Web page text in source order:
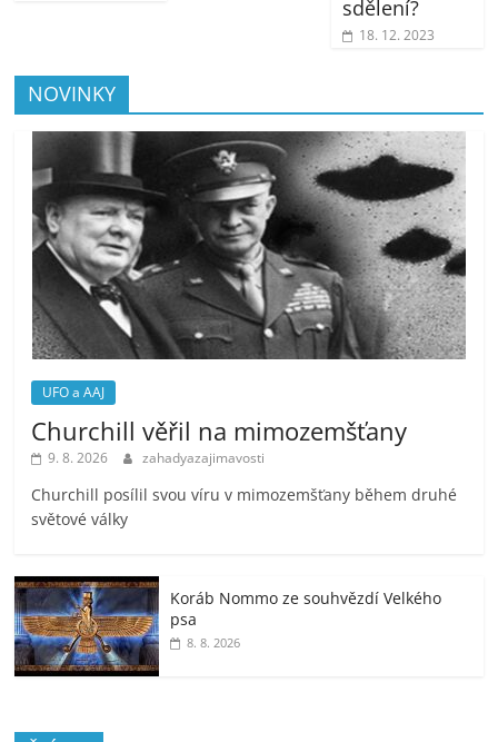
sdělení?
18. 12. 2023
NOVINKY
UFO a AAJ
Churchill věřil na mimozemšťany
9. 8. 2026 zahadyazajimavosti
Churchill posílil svou víru v mimozemšťany během druhé
světové války
Koráb Nommo ze souhvězdí Velkého
psa
8. 8. 2026